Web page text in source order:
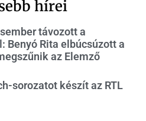
hírei
távozott a
Benyó Rita elbúcsúzott a
az Elemző
sorozatot készít az RTL